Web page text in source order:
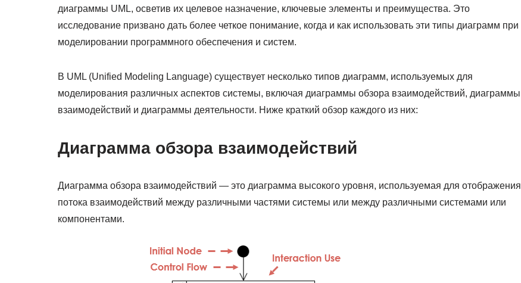
диаграммы UML, осветив их целевое назначение, ключевые элементы и преимущества. Это
исследование призвано дать более четкое понимание, когда и как использовать эти типы диаграмм при
моделировании программного обеспечения и систем.
В UML (Unified Modeling Language) существует несколько типов диаграмм, используемых для
моделирования различных аспектов системы, включая диаграммы обзора взаимодействий, диаграммы
взаимодействий и диаграммы деятельности. Ниже краткий обзор каждого из них:
Диаграмма обзора взаимодействий
Диаграмма обзора взаимодействий — это диаграмма высокого уровня, используемая для отображения
потока взаимодействий между различными частями системы или между различными системами или
компонентами.